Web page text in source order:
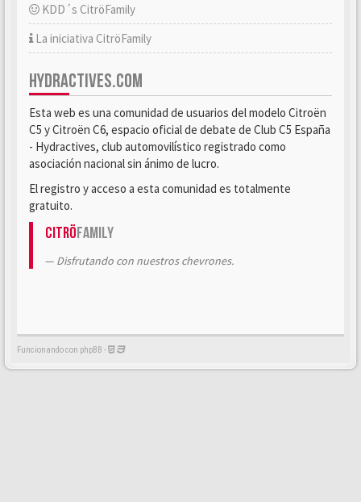
KDD´s CitröFamily
La iniciativa CitröFamily
HYDRACTIVES.COM
Esta web es una comunidad de usuarios del modelo Citroën
C5 y Citroën C6, espacio oficial de debate de Club C5 España
- Hydractives, club automovilístico registrado como
asociación nacional sin ánimo de lucro.
El registro y acceso a esta comunidad es totalmente
gratuito.
CitröFamily
Disfrutando con nuestros chevrones.
Funcionando con phpBB -